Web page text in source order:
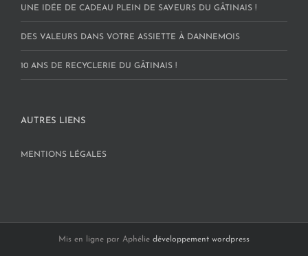
UNE IDÉE DE CADEAU PLEIN DE SAVEURS DU GÂTINAIS !
DES VALEURS DANS VOTRE ASSIETTE À DANNEMOIS
10 ANS DE RECYCLERIE DU GÂTINAIS !
AUTRES LIENS
MENTIONS LÉGALES
Mis en ligne par Aphélie développement wordpress